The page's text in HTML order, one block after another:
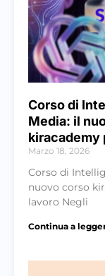
Corso di
Media: il
kiracademy
Marzo 18, 2026
Corso di
nuovo corso
lavoro Negli
Continua a